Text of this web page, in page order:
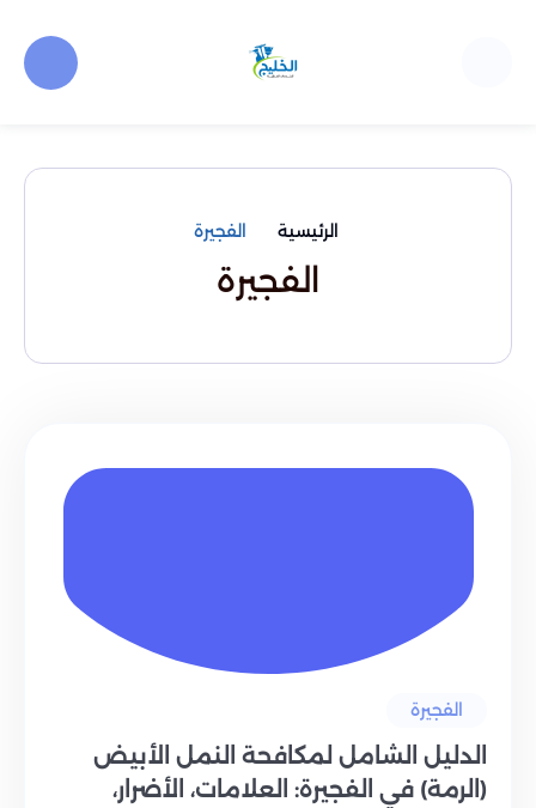
الرئيسية الفجيرة
الفجيرة
الفجيرة
الدليل الشامل لمكافحة النمل الأبيض
(الرمة) في الفجيرة: العلامات، الأضرار،